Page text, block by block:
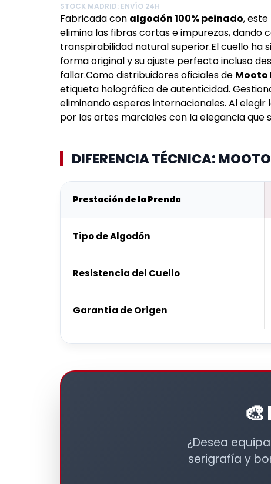
STOCK MADRID: ENVÍO 24H
Fabricada con algodón 100% peinado,
elimina las fibras cortas e impurezas, dando
transpirabilidad natural superior.El cuello
forma original y su ajuste perfecto incluso
fallar.Como distribuidores oficiales de Mooto
etiqueta holográfica de autenticidad.
eliminando esperas internacionales. Al
por las artes marciales con la elegancia
DIFERENCIA TÉCNICA:
Prestación de la Prenda
Tipo de Algodón
Resistencia del Cuello
Garantía de Origen
¿Desea
serigrafía y